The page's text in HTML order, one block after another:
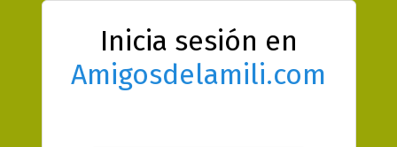
Inicia sesión en
Amigosdelamili.com